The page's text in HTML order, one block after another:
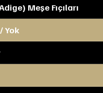
Meşe Fıçıları
Yok